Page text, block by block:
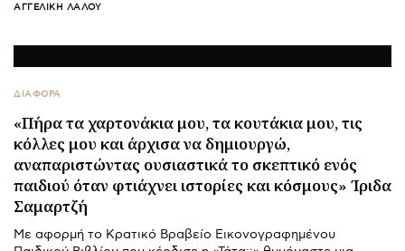
ΑΓΓΕΛΙΚΉ ΛΆΛΟΥ
ΔΙΑΦΟΡΑ
«Πήρα τα χαρτονάκια μου, τα κουτάκια μου, τις
κόλλες μου και άρχισα να δημιουργώ,
αναπαριστώντας ουσιαστικά το σκεπτικό ενός
παιδιού όταν φτιάχνει ιστορίες και κόσμους» Ίριδα
Σαμαρτζή
Με αφορμή το Κρατικό Βραβείο Εικονογραφημένου